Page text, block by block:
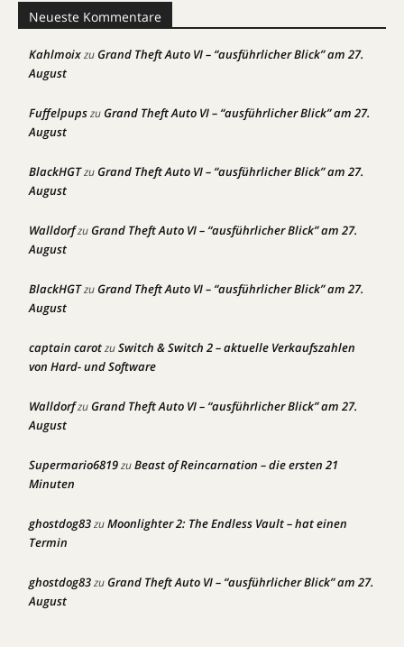
Neueste Kommentare
KahlmoixzuGrand Theft Auto VI – “ausführlicher Blick” am 27.
August
FuffelpupszuGrand Theft Auto VI – “ausführlicher Blick” am 27.
August
BlackHGTzuGrand Theft Auto VI – “ausführlicher Blick” am 27.
August
WalldorfzuGrand Theft Auto VI – “ausführlicher Blick” am 27.
August
BlackHGTzuGrand Theft Auto VI – “ausführlicher Blick” am 27.
August
captain carotzuSwitch & Switch 2 – aktuelle Verkaufszahlen
von Hard- und Software
WalldorfzuGrand Theft Auto VI – “ausführlicher Blick” am 27.
August
Supermario6819zuBeast of Reincarnation – die ersten 21
Minuten
ghostdog83zuMoonlighter 2: The Endless Vault – hat einen
Termin
ghostdog83zuGrand Theft Auto VI – “ausführlicher Blick” am 27.
August